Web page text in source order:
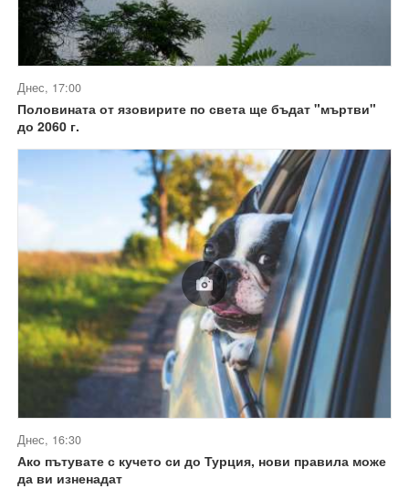
Днес, 17:00
Половината от язовирите по света ще бъдат "мъртви"
до 2060 г.
Днес, 16:30
Ако пътувате с кучето си до Турция, нови правила може
да ви изненадат